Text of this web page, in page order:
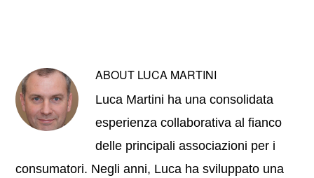
ABOUT LUCA MARTINI
Luca Martini ha una consolidata
esperienza collaborativa al fianco
delle principali associazioni per i
consumatori. Negli anni, Luca ha sviluppato una